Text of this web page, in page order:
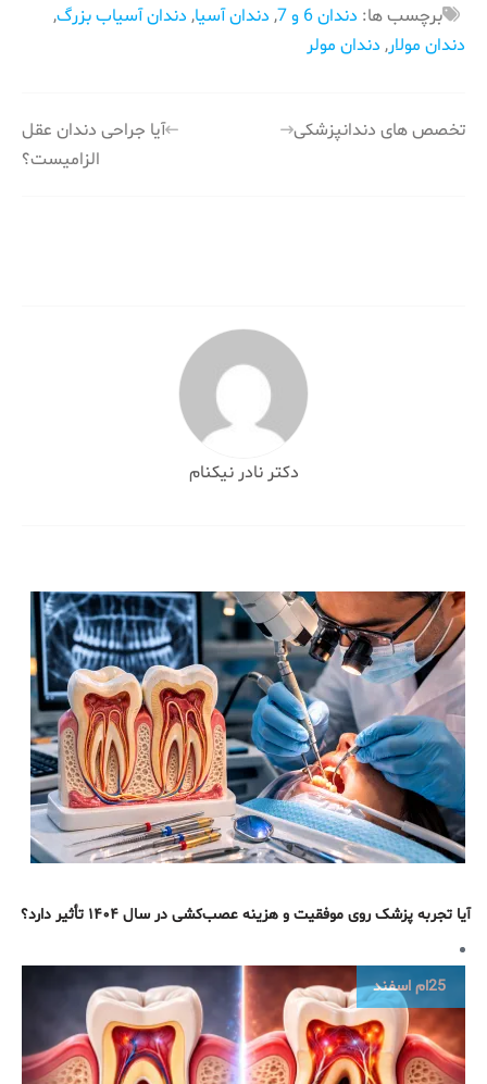
برچسب ها: دندان 6 و 7 , دندان آسیا, دندان آسیاب بزرگ,
دندان مولار, دندان مولر
راهبری
آیا جراحی دندان عقل
الزامیست؟
تخصص های دندانپزشکی
دکتر نادر نیکنام
آیا تجربه پزشک روی موفقیت و هزینه عصب‌کشی در سال ۱۴۰۴ تأثیر دارد؟
25ام اسفند